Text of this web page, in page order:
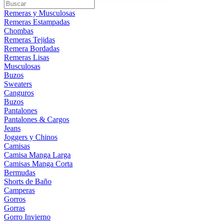
Remeras y Musculosas
Remeras Estampadas
Chombas
Remeras Tejidas
Remera Bordadas
Remeras Lisas
Musculosas
Buzos
Sweaters
Canguros
Buzos
Pantalones
Pantalones & Cargos
Jeans
Joggers y Chinos
Camisas
Camisa Manga Larga
Camisas Manga Corta
Bermudas
Shorts de Baño
Camperas
Gorros
Gorras
Gorro Invierno